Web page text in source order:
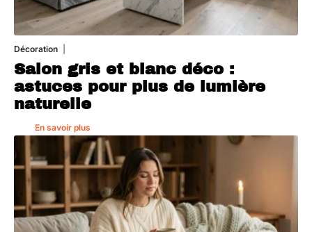
Décoration
Salon gris et blanc déco :
astuces pour plus de lumière
naturelle
En savoir plus